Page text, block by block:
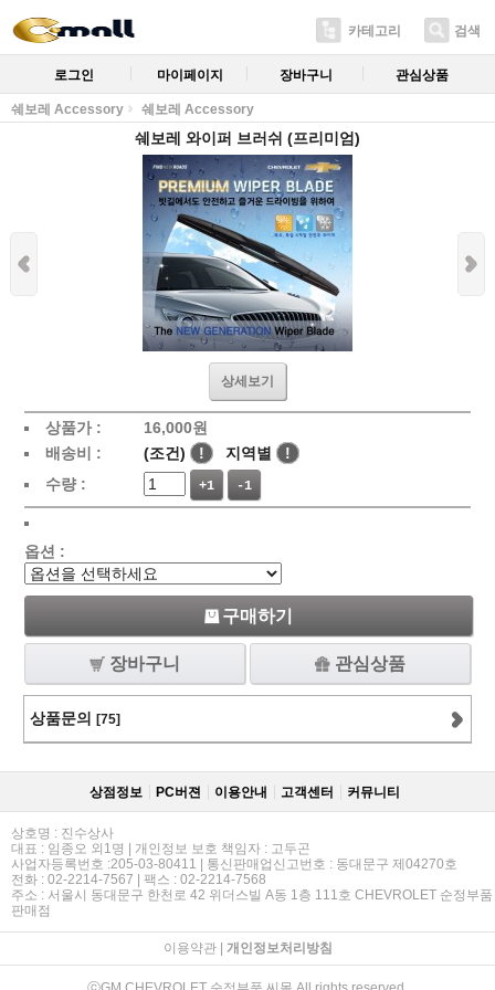
카테고리 검색
로그인 마이페이지 장바구니 관심상품
쉐보레 Accessory 쉐보레 Accessory
쉐보레 와이퍼 브러쉬 (프리미엄)
상세보기
상품가 : 16,000원
배송비 :
(조건) ! 지역별
!
수량 :
+1 -1
옵션 :
구매하기
장바구니 관심상품
상품문의 [75]
상점정보 PC버젼 이용안내 고객센터 커뮤니티
상호명 : 진수상사
대표 : 임종오 외1명 | 개인정보 보호 책임자 : 고두곤
사업자등록번호 :205-03-80411 | 통신판매업신고번호 : 동대문구 제04270호
전화 : 02-2214-7567 | 팩스 : 02-2214-7568
주소 : 서울시 동대문구 한천로 42 위더스빌 A동 1층 111호 CHEVROLET 순정부품
판매점
이용약관| 개인정보처리방침